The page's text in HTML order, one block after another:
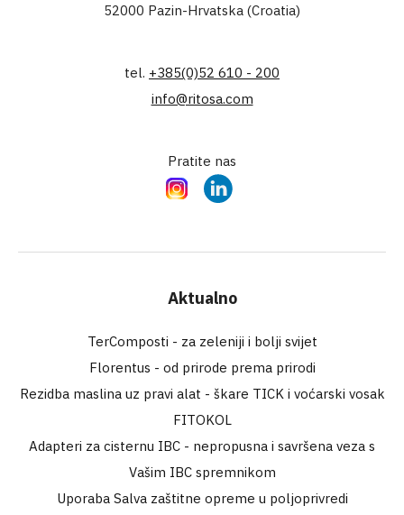
52000 Pazin-Hrvatska (Croatia)
tel. +385(0)52 610 - 200
info@ritosa.com
Pratite nas
InstagramLinkedIn
Aktualno
TerComposti - za zeleniji i bolji svijet
Florentus - od prirode prema prirodi
Rezidba maslina uz pravi alat - škare TICK i voćarski vosak
FITOKOL
Adapteri za cisternu IBC - nepropusna i savršena veza s
Vašim IBC spremnikom
Uporaba Salva zaštitne opreme u poljoprivredi